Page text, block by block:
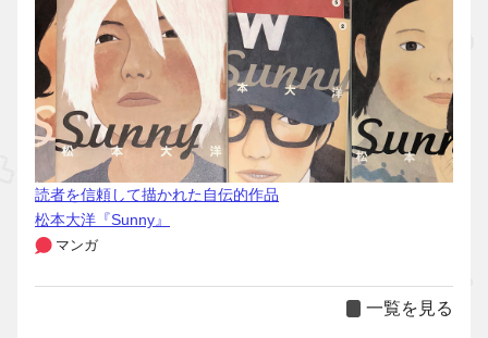
読者を信頼して描かれた自伝的作品
松本大洋『Sunny』
マンガ
一覧を見る